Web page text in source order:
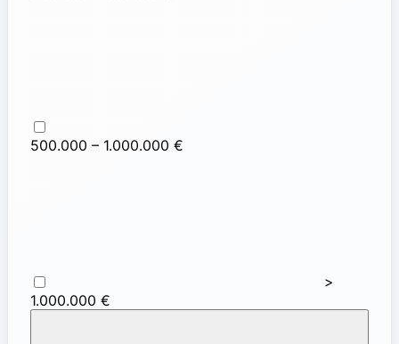
500.000 – 1.000.000 €
>
1.000.000 €